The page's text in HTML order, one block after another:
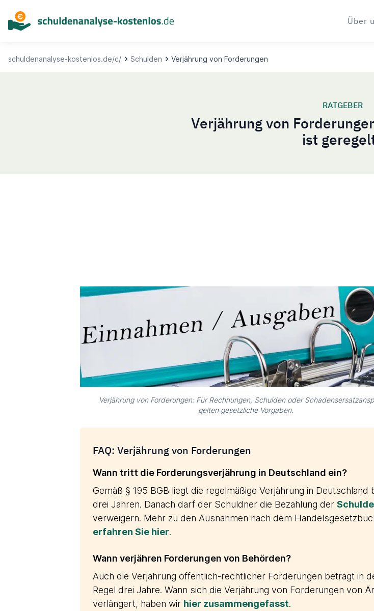
springen
Über
schuldenanalyse-kostenlos.de/c/ Schulden Verjährung von Forderungen
RATGEBER
Verjährung von
ist
Verjährung von Forderungen: Für Rechnungen, Schulden oder
gelten gesetzliche Vorgaben.
FAQ: Verjährung von Forderungen
Wann tritt die Forderungsverjährung in Deutschland ein?
Gemäß § 195 BGB liegt die regelmäßige Verjährung in Deutschland
drei Jahren. Danach darf der Schuldner die Bezahlung der
verweigern. Mehr zu den Ausnahmen nach dem
erfahren Sie hier.
Wann verjähren Forderungen von Behörden?
Auch die Verjährung öffentlich-rechtlicher Forderungen beträgt in
Regel drei Jahre. Wann sich die Verjährung von Forderungen von
verlängert, haben wir hier zusammengefasst.